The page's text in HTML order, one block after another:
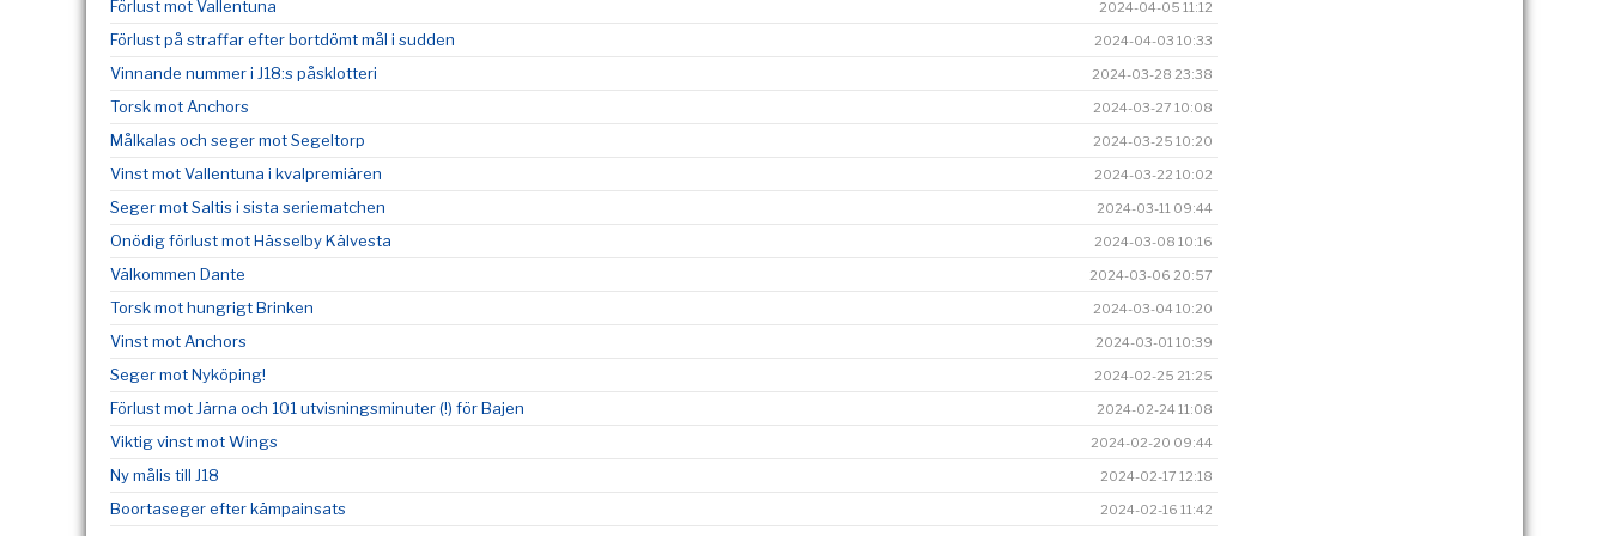
Förlust mot Vallentuna 2024-04-05 11:12
Förlust på straffar efter bortdömt mål i sudden 2024-04-03 10:33
Vinnande nummer i J18:s påsklotteri 2024-03-28 23:38
Torsk mot Anchors 2024-03-27 10:08
Målkalas och seger mot Segeltorp 2024-03-25 10:20
Vinst mot Vallentuna i kvalpremiären 2024-03-22 10:02
Seger mot Saltis i sista seriematchen 2024-03-11 09:44
Onödig förlust mot Hässelby Kälvesta 2024-03-08 10:16
Välkommen Dante 2024-03-06 20:57
Torsk mot hungrigt Brinken 2024-03-04 10:20
Vinst mot Anchors 2024-03-01 10:39
Seger mot Nyköping! 2024-02-25 21:25
Förlust mot Järna och 101 utvisningsminuter (!) för Bajen 2024-02-24 11:08
Viktig vinst mot Wings 2024-02-20 09:44
Ny målis till J18 2024-02-17 12:18
Boortaseger efter kämpainsats 2024-02-16 11:42